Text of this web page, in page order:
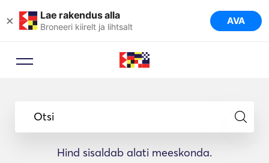
× Lae rakendus alla
Broneeri kiirelt ja lihtsalt AVA
Otsi
Hind sisaldab alati meeskonda.